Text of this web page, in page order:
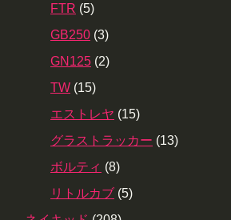
FTR (5)
GB250 (3)
GN125 (2)
TW (15)
エストレヤ (15)
グラストラッカー (13)
ボルティ (8)
リトルカブ (5)